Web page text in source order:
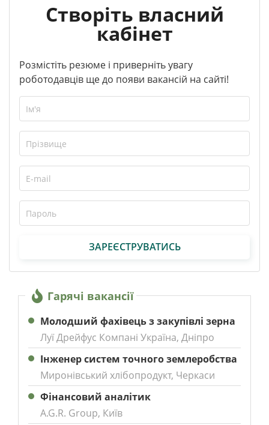
Створіть власний
кабінет
Розмістіть резюме і приверніть увагу
роботодавців ще до появи вакансій на сайті!
ЗАРЕЄСТРУВАТИСЬ
Гарячі вакансії
Молодший фахівець з закупівлі зерна
Луї Дрейфус Компані Україна, Дніпро
Інженер систем точного землеробства
Миронівський хлібопродукт, Черкаси
Фінансовий аналітик
A.G.R. Group, Київ